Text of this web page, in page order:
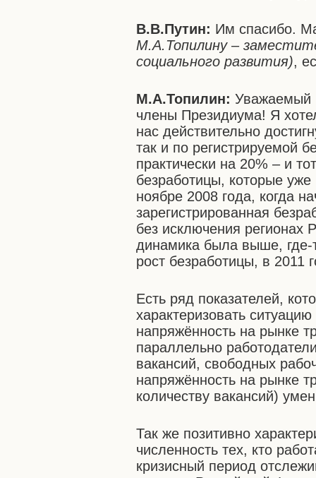
В.В.Путин: Им спасибо.
М.А.Топилину –
социального развития),
М.А.Топилин: Уважаемый
члены Президиума! Я
нас действительно
так и по регистрируемой
практически на 20% – и
безработицы, которые
ноябре 2008 года, когда
зарегистрированная
без исключения регионах
динамика была выше, где-
рост безработицы, в 2011
Есть ряд показателей,
характеризовать
напряжённость на рынке
параллельно
вакансий, свободных
напряжённость на рынке
количеству вакансий)
Так же позитивно
численность тех, кто
кризисный период